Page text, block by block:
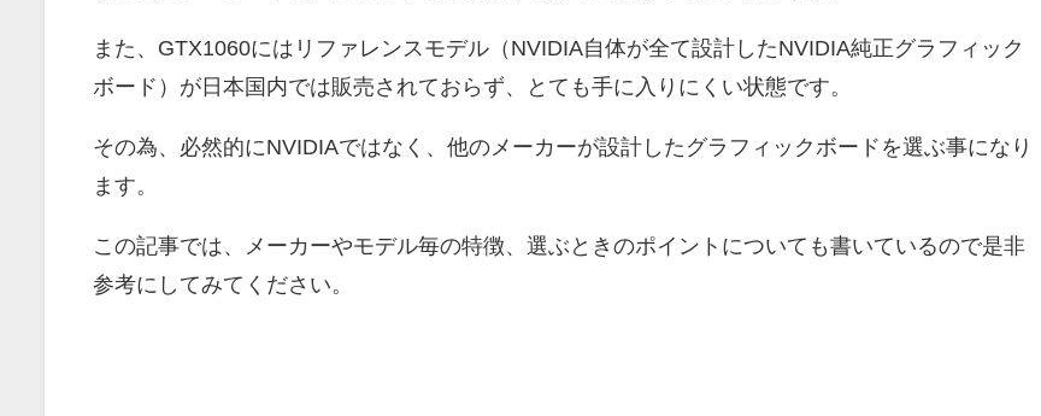
また、GTX1060にはリファレンスモデル（NVIDIA自体が全て設計したNVIDIA純正グラフィック
ボード）が日本国内では販売されておらず、とても手に入りにくい状態です。
その為、必然的にNVIDIAではなく、他のメーカーが設計したグラフィックボードを選ぶ事になり
ます。
この記事では、メーカーやモデル毎の特徴、選ぶときのポイントについても書いているので是非
参考にしてみてください。